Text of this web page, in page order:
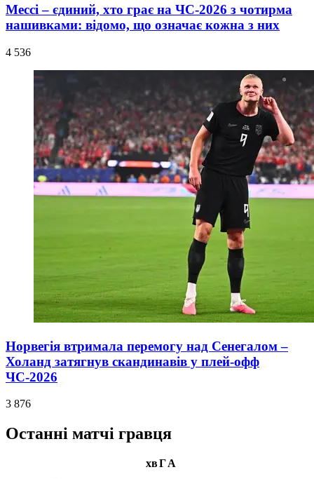
Мессі – єдиний, хто грає на ЧС-2026 з чотирма
нашивками: відомо, що означає кожна з них
4 536
Норвегія втримала перемогу над Сенегалом –
Холанд затягнув скандинавів у плей-офф
ЧС-2026
3 876
Останні матчі гравця
хвГА